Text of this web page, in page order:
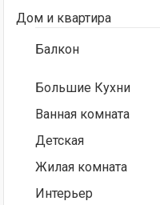
Дом и квартира
Балкон
Большие Кухни
Ванная комната
Детская
Жилая комната
Интерьер